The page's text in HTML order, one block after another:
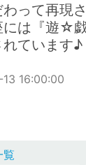
って再現
には『遊☆
れています♪
16:00:00
覧